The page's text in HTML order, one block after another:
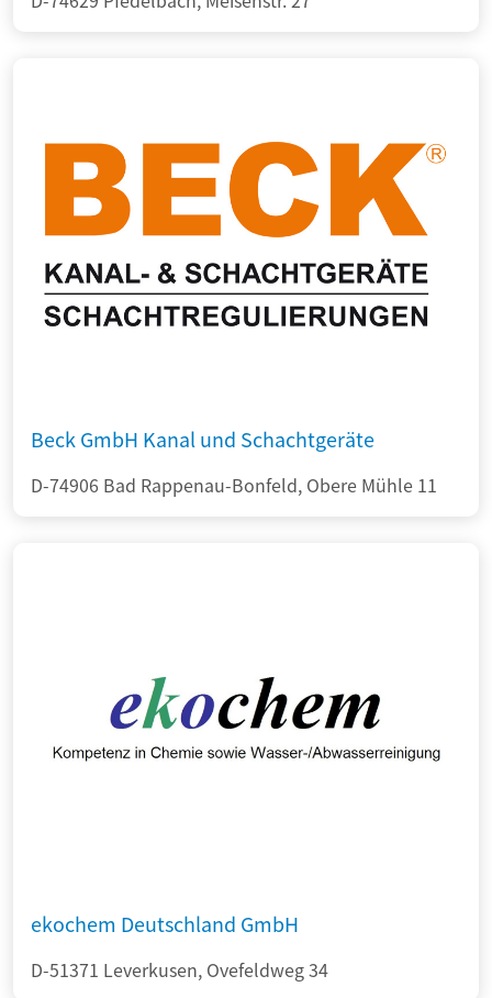
Beck GmbH Kanal und Schachtgeräte
D-74906 Bad Rappenau-Bonfeld, Obere Mühle 11
ekochem Deutschland GmbH
D-51371 Leverkusen, Ovefeldweg 34